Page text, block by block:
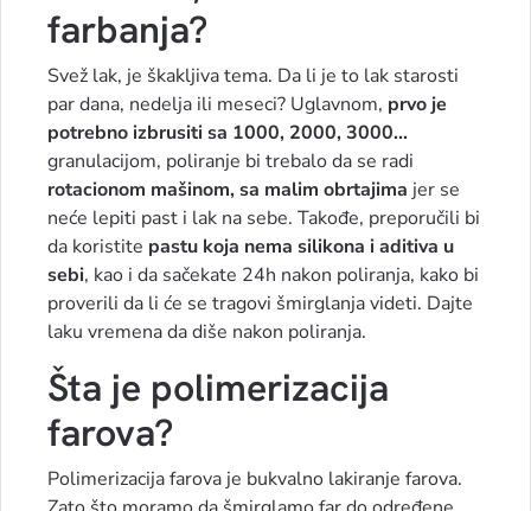
farbanja?
Svež lak, je škakljiva tema. Da li je to lak starosti
par dana, nedelja ili meseci? Uglavnom, prvo je
potrebno izbrusiti sa 1000, 2000, 3000...
granulacijom, poliranje bi trebalo da se radi
rotacionom mašinom, sa malim obrtajima jer se
neće lepiti past i lak na sebe. Takođe, preporučili bi
da koristite pastu koja nema silikona i aditiva u
sebi, kao i da sačekate 24h nakon poliranja, kako bi
proverili da li će se tragovi šmirglanja videti. Dajte
laku vremena da diše nakon poliranja.
Šta je polimerizacija
farova?
Polimerizacija farova je bukvalno lakiranje farova.